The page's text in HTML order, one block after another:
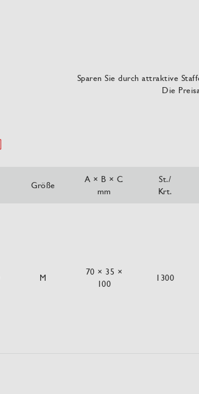
Sparen Sie durch attraktive
Die
Größe
A × B × C
mm
St./
Krt.
M
70 × 35 ×
100
1300